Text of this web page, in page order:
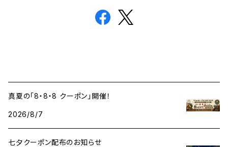
真夏の「8・8・8 クーポン」開催！
2026/8/7
七夕クーポン配布のお知らせ